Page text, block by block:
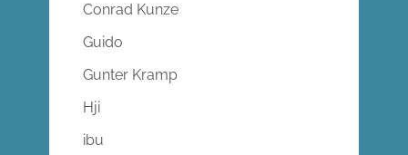
Conrad Kunze
Guido
Gunter Kramp
Hji
ibu